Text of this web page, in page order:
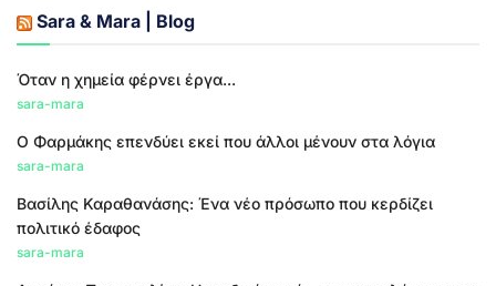
Sara & Mara | Blog
Όταν η χημεία φέρνει έργα...
sara-mara
Ο Φαρμάκης επενδύει εκεί που άλλοι μένουν στα λόγια
sara-mara
Βασίλης Καραθανάσης: Ένα νέο πρόσωπο που κερδίζει
πολιτικό έδαφος
sara-mara